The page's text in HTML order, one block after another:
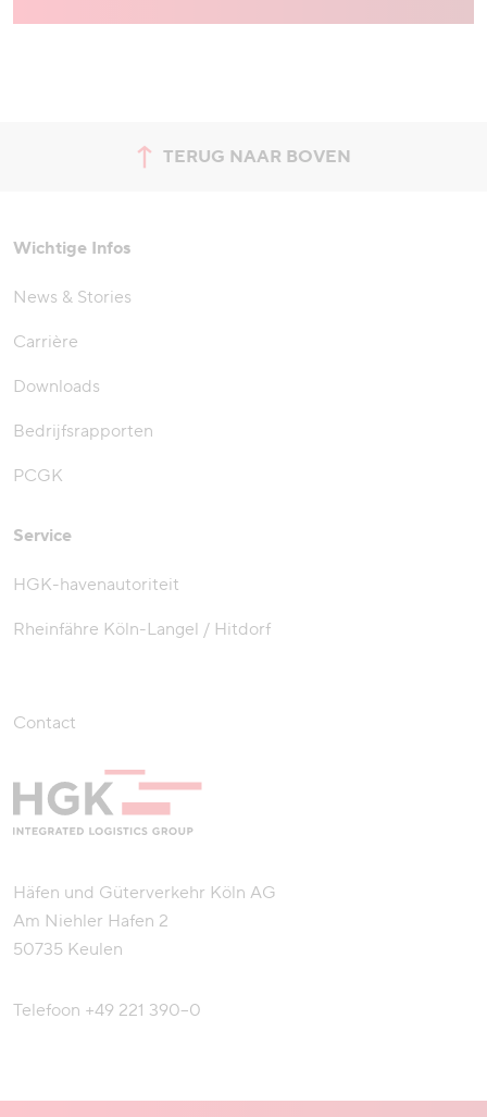
TERUG NAAR BOVEN
Spring naar de bovenkant
Wichtige Infos
News & Stories
Carrière
Downloads
Bedrijfsrapporten
PCGK
Service
HGK-havenautoriteit
Rheinfähre Köln-Langel / Hitdorf
Contact
Häfen und Güterverkehr Köln AG
Am Niehler Hafen 2
50735 Keulen
Telefoon +49 221 390–0